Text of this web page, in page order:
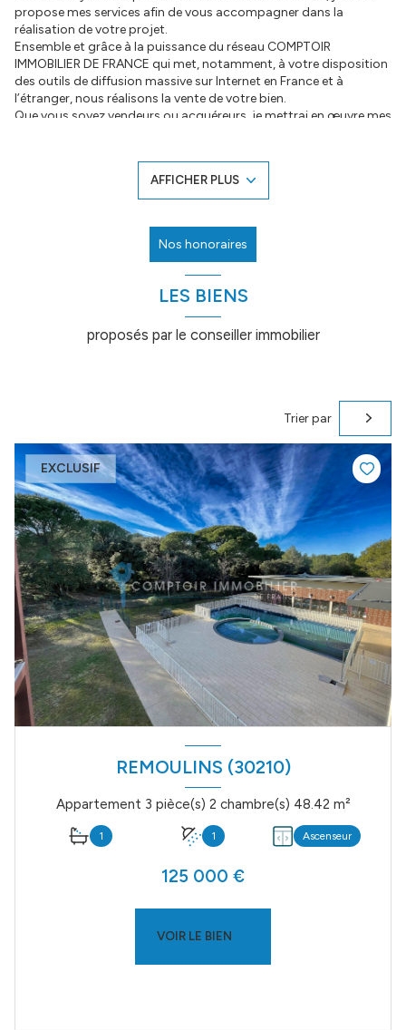
propose mes services afin de vous accompagner dans la
réalisation de votre projet.
Ensemble et grâce à la puissance du réseau COMPTOIR
IMMOBILIER DE FRANCE qui met, notamment, à votre disposition
des outils de diffusion massive sur Internet en France et à
l’étranger, nous réalisons la vente de votre bien.
Que vous soyez vendeurs ou acquéreurs, je mettrai en œuvre mes
Alors n’hésitez plus contactez-moi, rencontrons nous et parlons
ensemble votre projet immobilier. A bientôt
AFFICHER PLUS
Nos honoraires
LES BIENS
proposés par le conseiller immobilier
Trier par
EXCLUSIF
REMOULINS (30210)
Appartement 3 pièce(s) 2 chambre(s) 48.42 m²
1 1 Ascenseur
125 000 €
VOIR LE BIEN